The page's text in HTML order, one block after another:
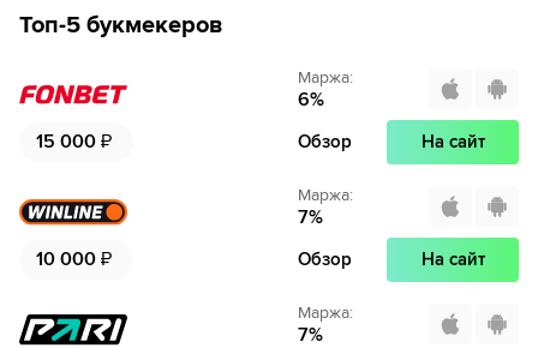
Топ-5 букмекеров
15 000 ₽
Маржа:
6%
Обзор На сайт
10 000 ₽
Маржа:
7%
Обзор На сайт
Маржа:
7%